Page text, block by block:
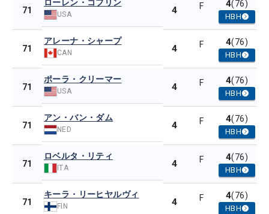
71
ローレン・コフリン
USA 4 F 4(76)
HBH
71
アレーナ・シャープ
CAN 4 F 4(76)
HBH
71
ポーラ・クリーマー
USA 4 F 4(76)
HBH
71
アン・バン・ダム
NED 4 F 4(76)
HBH
71
ロベルタ・リティ
ITA 4 F 4(76)
HBH
71
キーラ・リーヒヤルヴィ
FIN 4 F 4(76)
HBH